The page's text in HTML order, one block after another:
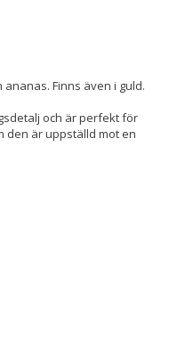
Finns även i guld.
och är perfekt för
den är uppställd mot en